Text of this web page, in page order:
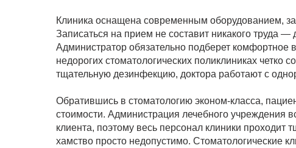
Клиника оснащена современным оборудованием,
Записаться на прием не составит никакого труда —
Администратор обязательно подберет комфортное
недорогих стоматологических поликлиниках
тщательную дезинфекцию, доктора работают с
Обратившись в стоматологию эконом-класса,
стоимости. Администрация лечебного учреждения
клиента, поэтому весь персонал клиники проходит
хамство просто недопустимо. Стоматологические